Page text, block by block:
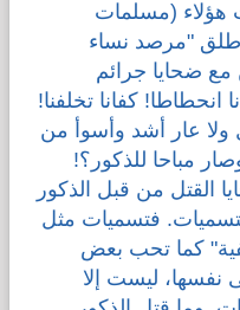
هؤلاء (مسلمات
أطلق "مرصد نساء
مع ضحايا جرائم
انحطاطا! كفانا تخلفنا!
ولا عار أشد وأسوأ من
مباحا للذكور؟!
القتل من قبل الذكور
فتسميات مثل
كما تحب بعض
نفسها، ليست إلا